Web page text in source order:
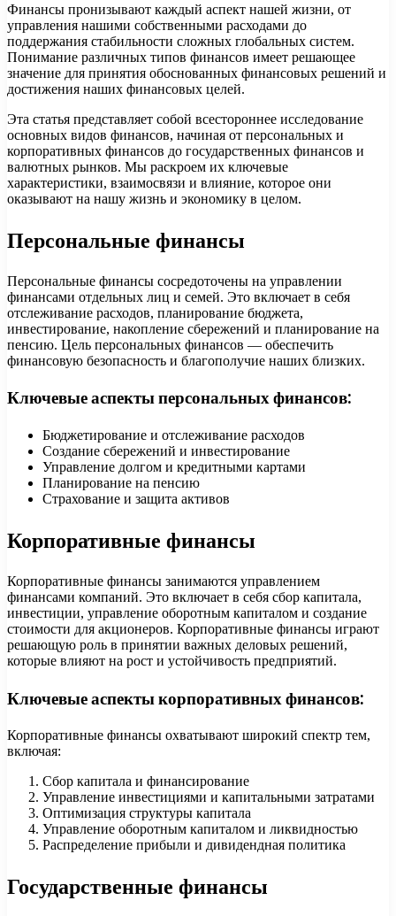
Финансы пронизывают каждый аспект нашей жизни, от
управления нашими собственными расходами до
поддержания стабильности сложных глобальных систем.
Понимание различных типов финансов имеет решающее
значение для принятия обоснованных финансовых решений и
достижения наших финансовых целей.
Эта статья представляет собой всестороннее исследование
основных видов финансов, начиная от персональных и
корпоративных финансов до государственных финансов и
валютных рынков. Мы раскроем их ключевые
характеристики, взаимосвязи и влияние, которое они
оказывают на нашу жизнь и экономику в целом.
Персональные финансы
Персональные финансы сосредоточены на управлении
финансами отдельных лиц и семей. Это включает в себя
отслеживание расходов, планирование бюджета,
инвестирование, накопление сбережений и планирование на
пенсию. Цель персональных финансов — обеспечить
финансовую безопасность и благополучие наших близких.
Ключевые аспекты персональных финансов:
Бюджетирование и отслеживание расходов
Создание сбережений и инвестирование
Управление долгом и кредитными картами
Планирование на пенсию
Страхование и защита активов
Корпоративные финансы
Корпоративные финансы занимаются управлением
финансами компаний. Это включает в себя сбор капитала,
инвестиции, управление оборотным капиталом и создание
стоимости для акционеров. Корпоративные финансы играют
решающую роль в принятии важных деловых решений,
которые влияют на рост и устойчивость предприятий.
Ключевые аспекты корпоративных финансов:
Корпоративные финансы охватывают широкий спектр тем,
включая:
Сбор капитала и финансирование
Управление инвестициями и капитальными затратами
Оптимизация структуры капитала
Управление оборотным капиталом и ликвидностью
Распределение прибыли и дивидендная политика
Государственные финансы